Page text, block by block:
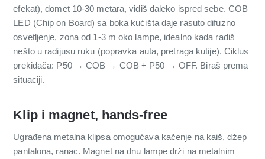
efekat), domet 10-30 metara, vidiš daleko ispred sebe. COB
LED (Chip on Board) sa boka kućišta daje rasuto difuzno
osvetljenje, zona od 1-3 m oko lampe, idealno kada radiš
nešto u radijusu ruku (popravka auta, pretraga kutije). Ciklus
prekidača: P50 → COB → COB + P50 → OFF. Biraš prema
situaciji.
Klip i magnet, hands-free
Ugrađena metalna klipsa omogućava kačenje na kaiš, džep
pantalona, ranac. Magnet na dnu lampe drži na metalnim